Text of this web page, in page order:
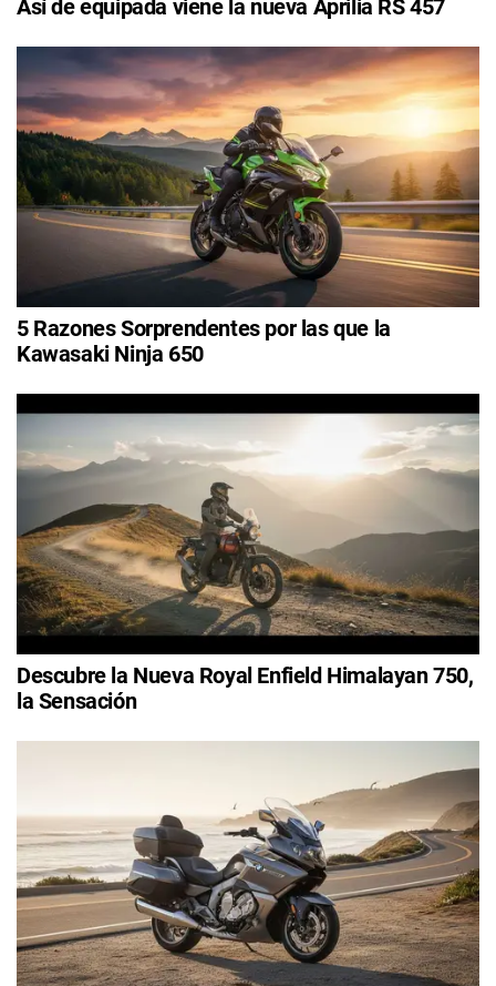
Así de equipada viene la nueva Aprilia RS 457
5 Razones Sorprendentes por las que la
Kawasaki Ninja 650
Descubre la Nueva Royal Enfield Himalayan 750,
la Sensación